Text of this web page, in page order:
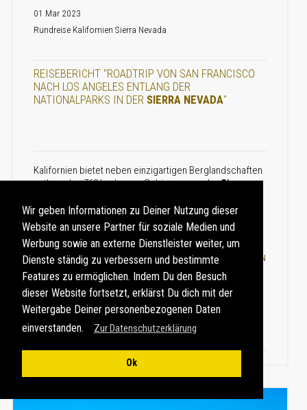
Wir geben Informationen zu Deiner Nutzung dieser
Website an unsere Partner für soziale Medien und
Werbung sowie an externe Dienstleister weiter, um
Dienste ständig zu verbessern und bestimmte
Features zu ermöglichen. Indem Du den Besuch
dieser Website fortsetzt, erklärst Du dich mit der
Weitergabe Deiner personenbezogenen Daten
einverstanden.
Zur Datenschutzerklärung
Ok
01 Mar 2023
Rundreise Kalifornien Sierra Nevada
REISEBERICHT "ROADTRIP VON SAN FRANCISCO
NACH LOS ANGELES ENTLANG DER
NATIONALPARKS IN DER SIERRA NEVADA"
Kalifornien bietet neben einzigartigen Berglandschaften
entlang des 760 km langen Gebirgszuges derSierra
MetropolenSan FranciscoundLos Angeles. Beides
lässt sich auf einer Rundreise von San Francisco nach
WEITERLESEN